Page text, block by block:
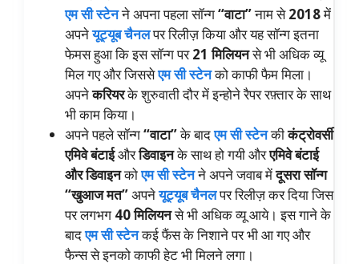
एम सी स्टेनने अपना पहला सॉन्ग“वाटा”नाम से2018में
अपनेयूट्यूब चैनलपर रिलीज़ किया और यह सॉन्ग इतना
फेमस हुआ कि इस सॉन्ग पर21 मिलियनसे भी अधिक व्यू
मिल गए और जिससेएम सी स्टेनको काफी फैम मिला।
अपनेकरियरके शुरुवाती दौर में इन्होने रैपर रफ़्तार के साथ
भी काम किया।
अपने पहले सॉन्ग“वाटा”के बादएम सी स्टेनकीकंट्रोवर्सी
एमिवे बंटाईऔरडिवाइनके साथ हो गयी औरएमिवे बंटाई
और डिवाइनकोएम सी स्टेनने अपने जवाब मेंदूसरा सॉन्ग
“खुआज मत”अपनेयूट्यूब चैनलपर रिलीज़ कर दिया जिस
पर लगभग 40 मिलियनसे भी अधिक व्यू आये। इस गाने के
बादएम सी स्टेनकई फैंस के निशाने पर भी आ गए और
फैन्स से इनको काफी हेट भी मिलने लगा।